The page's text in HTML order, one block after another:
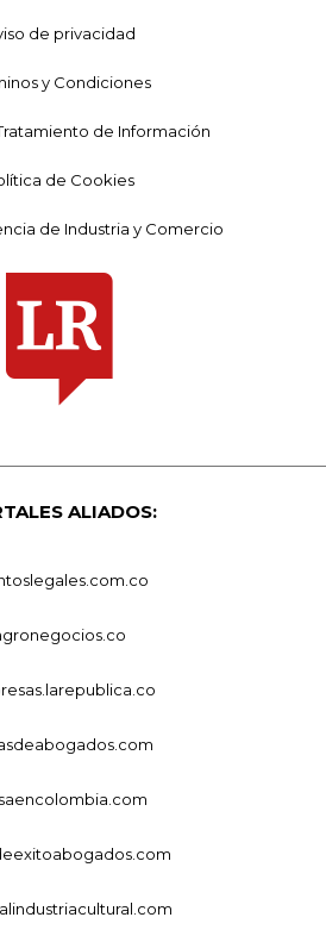
de privacidad
y Condiciones
de Información
de Cookies
de Industria y Comercio
ALIADOS: